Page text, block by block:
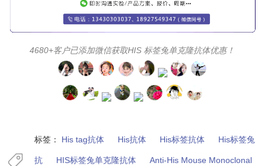
4680+客户已添加微信获取HIS 标签兔单克隆抗体优惠！
标签： His tag抗体 His抗体 His标签抗体 His标签兔
抗 HIS标签兔单克隆抗体 Anti-His Mouse Monoclonal